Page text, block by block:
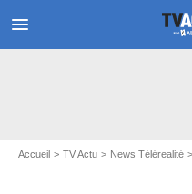
menu
Accueil TV Actu News Télérealité